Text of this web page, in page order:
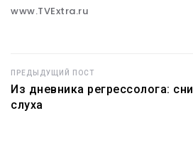
www.TVExtra.ru
ПРЕДЫДУЩИЙ ПОСТ
Из дневника регрессолога:
слуха